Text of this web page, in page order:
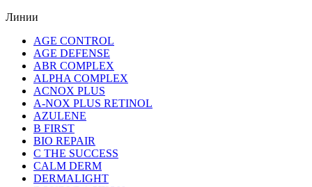
Линии
AGE CONTROL
AGE DEFENSE
ABR COMPLEX
ALPHA COMPLEX
ACNOX PLUS
A-NOX PLUS RETINOL
AZULENE
B FIRST
BIO REPAIR
C THE SUCCESS
CALM DERM
DERMALIGHT